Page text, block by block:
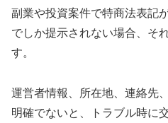
副業や投資案件で特商法表記
でしか提示されない場合、そ
す。
運営者情報、所在地、連絡先
明確でないと、トラブル時に